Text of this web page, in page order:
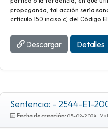
propaganda, tal acción sería
artículo 150 inciso c) del Código
Descargar Detalles
Sentencia: - 2544-E1-
Fecha de creación: 05-09-2024